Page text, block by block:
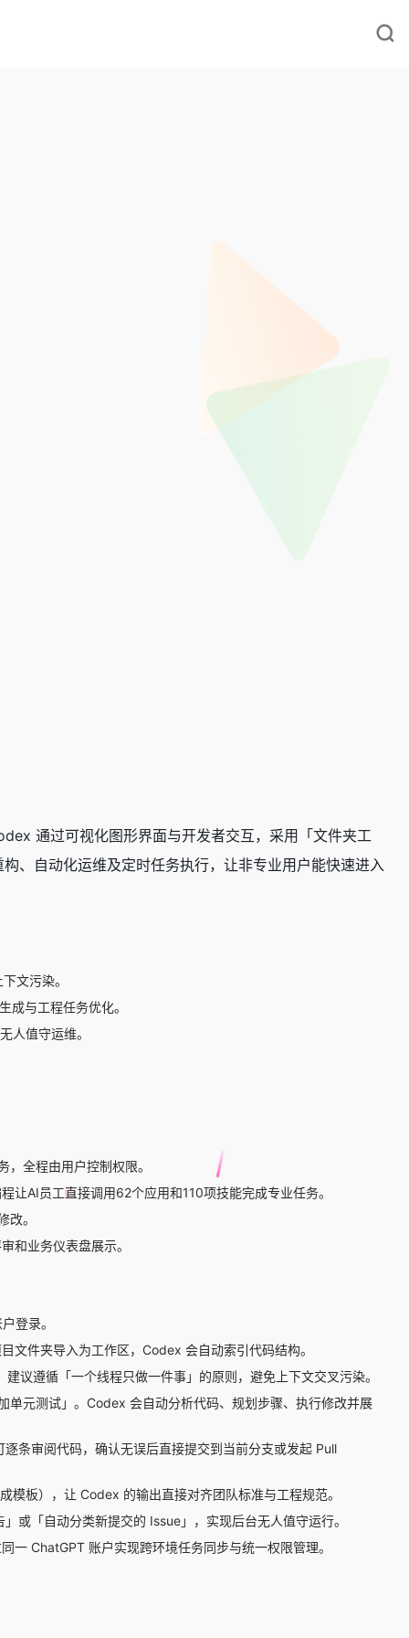
通过可视化图形界面与开发者交互，采用「文件夹工
、自动化运维及定时任务执行，让非专业用户能快速进入
文污染。
成与工程任务优化。
人值守运维。
全程由用户控制权限。
让AI员工直接调用62个应用和110项技能完成专业任务。
。
和业务仪表盘展示。
登录。
文件夹导入为工作区，Codex 会自动索引代码结构。
议遵循「一个线程只做一件事」的原则，避免上下文交叉污染。
元测试」。Codex 会自动分析代码、规划步骤、执行修改并展
条审阅代码，确认无误后直接提交到当前分支或发起 Pull
板），让 Codex 的输出直接对齐团队标准与工程规范。
或「自动分类新提交的 Issue」，实现后台无人值守运行。
ChatGPT 账户实现跨环境任务同步与统一权限管理。